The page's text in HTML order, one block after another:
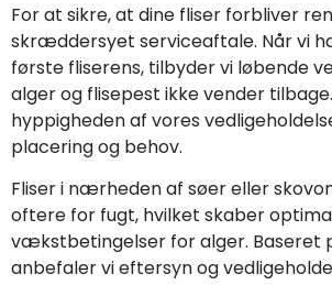
For at sikre, at dine fliser forbliver
skræddersyet serviceaftale. Når vi
første fliserens, tilbyder vi løbende
alger og flisepest ikke vender
hyppigheden af vores
placering og behov.
Fliser i nærheden af søer eller
oftere for fugt, hvilket skaber
vækstbetingelser for alger. Baseret
anbefaler vi eftersyn og